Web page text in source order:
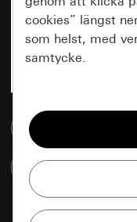
cookies” längst
som helst, med
samtycke.
Alla cookies
sidan.
våra